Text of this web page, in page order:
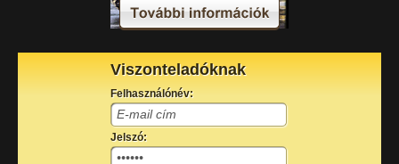
Viszonteladóknak
Felhasználónév:
Jelszó: